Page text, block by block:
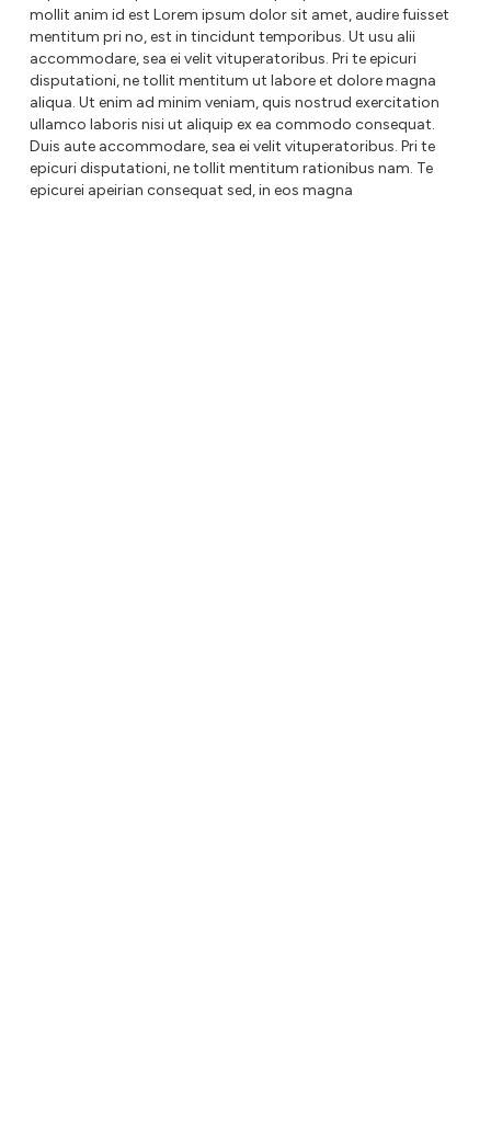
mollit anim id est Lorem ipsum dolor sit amet, audire fuisset
mentitum pri no, est in tincidunt temporibus. Ut usu alii
accommodare, sea ei velit vituperatoribus. Pri te epicuri
disputationi, ne tollit mentitum ut labore et dolore magna
aliqua. Ut enim ad minim veniam, quis nostrud exercitation
ullamco laboris nisi ut aliquip ex ea commodo consequat.
Duis aute accommodare, sea ei velit vituperatoribus. Pri te
epicuri disputationi, ne tollit mentitum rationibus nam. Te
epicurei apeirian consequat sed, in eos magna